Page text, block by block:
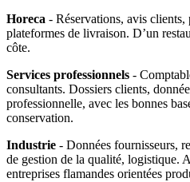
Horeca - Réservations, avis
plateformes de livraison. D’un
côte.
Services professionnels -
consultants. Dossiers clients,
professionnelle, avec les bonnes
conservation.
Industrie - Données fournisseurs,
de gestion de la qualité, logistique.
entreprises flamandes orientées